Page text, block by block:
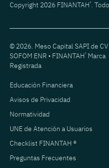
Copyright 2026 FINANTAH®.
© 2026. Meso Capital SAPI de CV
SOFOM ENR • FINANTAH® Marca
Registrada
Educación Financiera
Avisos de Privacidad
Normatividad
UNE de Atención a Usuarios
Checklist FINANTAH ®
Preguntas Frecuentes